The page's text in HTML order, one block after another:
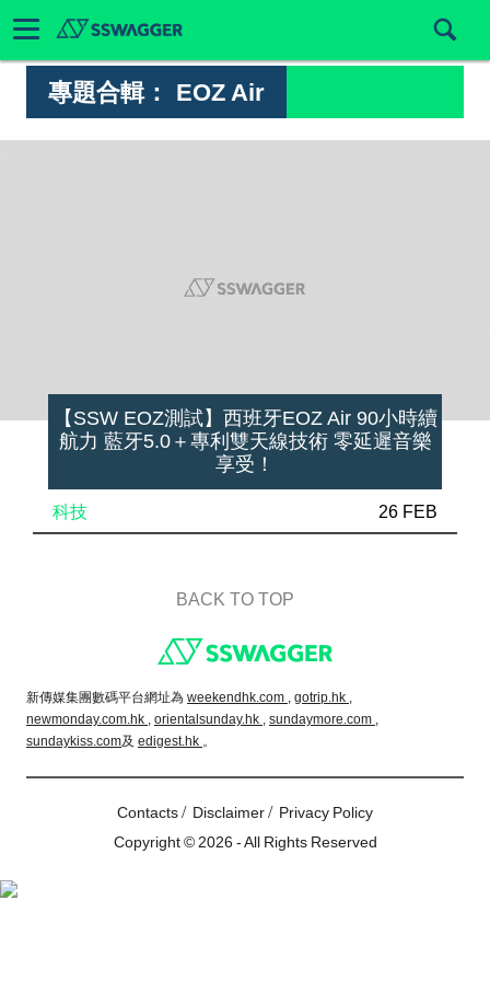
專題合輯： EOZ Air
【SSW EOZ測試】西班牙EOZ Air 90小時續
航力 藍牙5.0＋專利雙天線技術 零延遲音樂
享受！
科技 26 FEB
BACK TO TOP
新傳媒集團數碼平台網址為 weekendhk.com , gotrip.hk ,
newmonday.com.hk , orientalsunday.hk , sundaymore.com ,
sundaykiss.com及 edigest.hk 。
Contacts/ Disclaimer/ Privacy Policy
Copyright © 2026 - All Rights Reserved